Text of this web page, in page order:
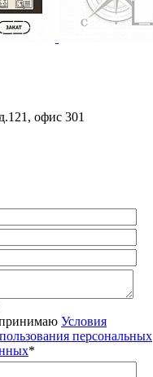
офис 301
Условия
персональных
*